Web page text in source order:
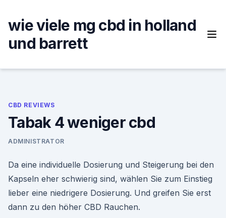
content
wie viele mg cbd in holland
und barrett
CBD REVIEWS
Tabak 4 weniger cbd
ADMINISTRATOR
Da eine individuelle Dosierung und Steigerung bei den
Kapseln eher schwierig sind, wählen Sie zum Einstieg
lieber eine niedrigere Dosierung. Und greifen Sie erst
dann zu den höher CBD Rauchen.